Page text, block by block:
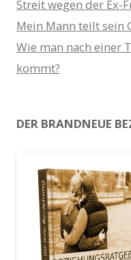
Streit wegen der Ex-
Mein Mann teilt sein
Wie man nach einer
kommt?
DER BRANDNEUE